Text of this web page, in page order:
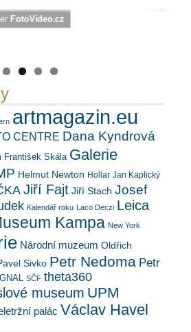
artmagazin.eu
CENTRE Dana Kyndrová
František Skála Galerie
Helmut Newton Hollar Jan Kaplický
Jiří Fajt Jiří Stach Josef
Kalendář roku Laco Deczi Leica
Kampa New York
Národní muzeum Oldřich
Sivko Petr Nedoma Petr
SČF theta360
museum UPM
palác Václav Havel